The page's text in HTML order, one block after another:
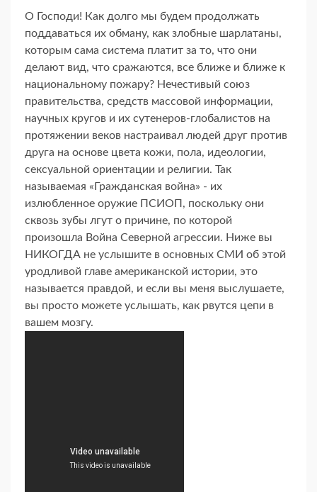
О Господи! Как долго мы будем продолжать
поддаваться их обману, как злобные шарлатаны,
которым сама система платит за то, что они
делают вид, что сражаются, все ближе и ближе к
национальному пожару? Нечестивый союз
правительства, средств массовой информации,
научных кругов и их сутенеров-глобалистов на
протяжении веков настраивал людей друг против
друга на основе цвета кожи, пола, идеологии,
сексуальной ориентации и религии. Так
называемая «Гражданская война» - их
излюбленное оружие ПСИОП, поскольку они
сквозь зубы лгут о причине, по которой
произошла Война Северной агрессии. Ниже вы
НИКОГДА не услышите в основных СМИ об этой
уродливой главе американской истории, это
называется правдой, и если вы меня выслушаете,
вы просто можете услышать, как рвутся цепи в
вашем мозгу.